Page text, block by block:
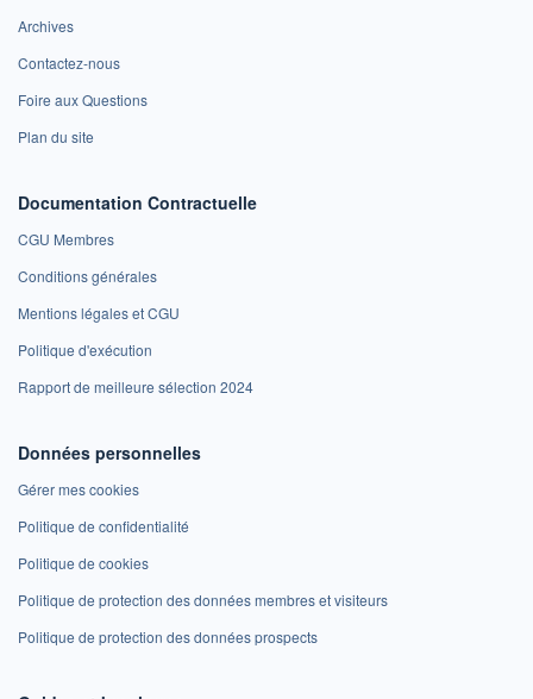
Archives
Contactez-nous
Foire aux Questions
Plan du site
Documentation Contractuelle
CGU Membres
Conditions générales
Mentions légales et CGU
Politique d'exécution
Rapport de meilleure sélection 2024
Données personnelles
Gérer mes cookies
Politique de confidentialité
Politique de cookies
Politique de protection des données membres et visiteurs
Politique de protection des données prospects